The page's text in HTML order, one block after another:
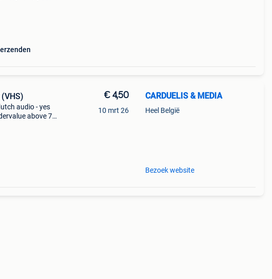
(VHS)
audio - yes
above 75
€ 4,50
10 mrt 26
CARDUELIS & MEDIA
Heel België
Bezoek website